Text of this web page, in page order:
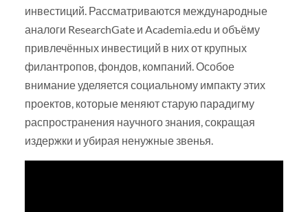
инвестиций. Рассматриваются международные
аналоги ResearchGate и Academia.edu и объёму
привлечённых инвестиций в них от крупных
филантропов, фондов, компаний. Особое
внимание уделяется социальному импакту этих
проектов, которые меняют старую парадигму
распространения научного знания, сокращая
издержки и убирая ненужные звенья.